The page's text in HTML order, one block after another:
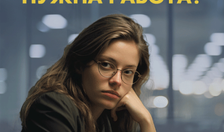
Регистрационный номер: Эл № ФС 77-76040, выдано Федеральной
службой по надзору в сфере связи, информационных технологий и
массовых коммуникаций (Роскомнадзор) 12 июля 2019 г.